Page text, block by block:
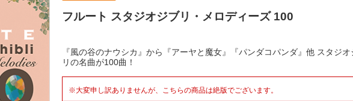
フルート スタジオジブリ・メロディーズ 100
『風の谷のナウシカ』から『アーヤと魔女』『パンダコパンダ』他 スタジオ
リの名曲が100曲！
※大変申し訳ありませんが、こちらの商品は絶版でございます。